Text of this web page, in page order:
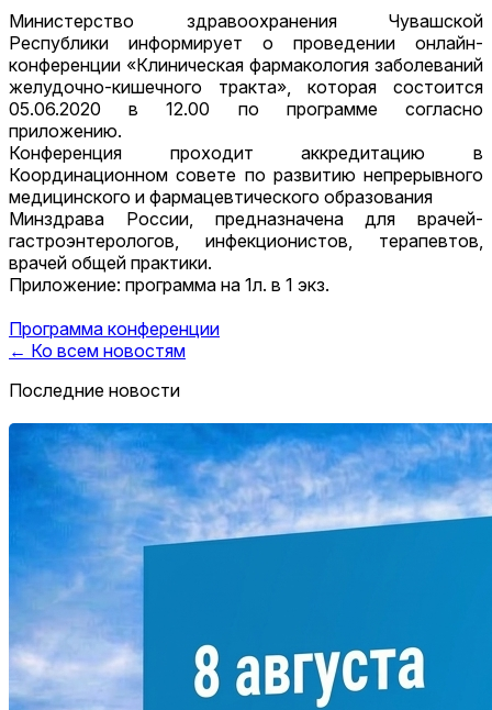
Министерство здравоохранения Чувашской
Республики информирует о проведении онлайн-
конференции «Клиническая фармакология заболеваний
желудочно-кишечного тракта», которая состоится
05.06.2020 в 12.00 по программе согласно
приложению.
Конференция проходит аккредитацию в
Координационном совете по развитию непрерывного
медицинского и фармацевтического образования
Минздрава России, предназначена для врачей-
гастроэнтерологов, инфекционистов, терапевтов,
врачей общей практики.
Приложение: программа на 1л. в 1 экз.
Программа конференции
← Ко всем новостям
Последние новости